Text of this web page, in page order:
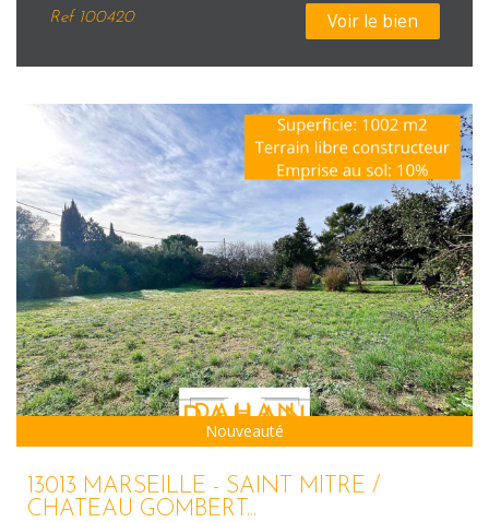
Ref100420 Voir le bien
Nouveauté
13013 MARSEILLE - SAINT MITRE /
CHATEAU GOMBERT...